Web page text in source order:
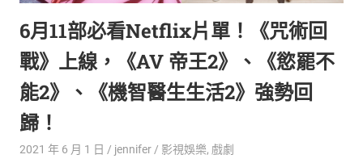
6月11部必看Netflix片單！《咒術回
戰》上線，《AV 帝王2》、《慾罷不
能2》、《機智醫生生活2》強勢回
歸！
2021 年 6 月 1 日 jennifer 影視娛樂, 戲劇